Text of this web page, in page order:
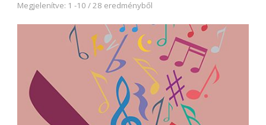
Megjelenítve: 1 -10 / 28 eredményből